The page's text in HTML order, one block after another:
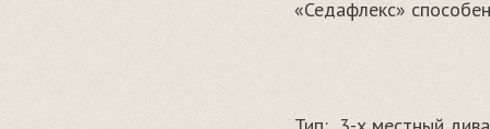
«Седафлекс»